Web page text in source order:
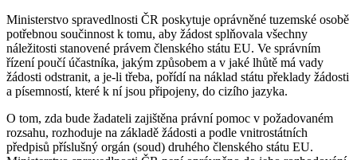
Ministerstvo spravedlnosti ČR poskytuje oprávněné tuzemské osobě
potřebnou součinnost k tomu, aby žádost splňovala všechny
náležitosti stanovené právem členského státu EU. Ve správním
řízení poučí účastníka, jakým způsobem a v jaké lhůtě má vady
žádosti odstranit, a je-li třeba, pořídí na náklad státu překlady žádosti
a písemností, které k ní jsou připojeny, do cizího jazyka.
O tom, zda bude žadateli zajištěna právní pomoc v požadovaném
rozsahu, rozhoduje na základě žádosti a podle vnitrostátních
předpisů příslušný orgán (soud) druhého členského státu EU.